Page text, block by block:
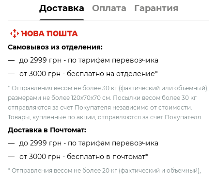
Доставка Оплата Гарантия
Самовывоз из отделения:
до 2999 грн - по тарифам перевозчика
от 3000 грн - бесплатно на отделение*
* Отправления весом не более 30 кг (фактический или объемный),
размерами не более 120х70х70 см. Посылки весом более 30 кг
отправляются за счет Покупателя независимо от стоимости.
Товары, купленные по акции, отправляются за счет Покупателя.
Доставка в Почтомат:
до 2999 грн - по тарифам перевозчика
от 3000 грн - бесплатно в почтомат*
* Отправления весом не более 20 кг (фактический и объемный),